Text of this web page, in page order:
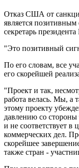
Отказ США от
является
секретарь
"Это позитивный
По его словам, все
его скорейшей
"Проект и так,
работа велась. Мы, а
этому проекту
давлению со стороны
и не соответствует
коммерческих дел.
скорейшее
также стран -